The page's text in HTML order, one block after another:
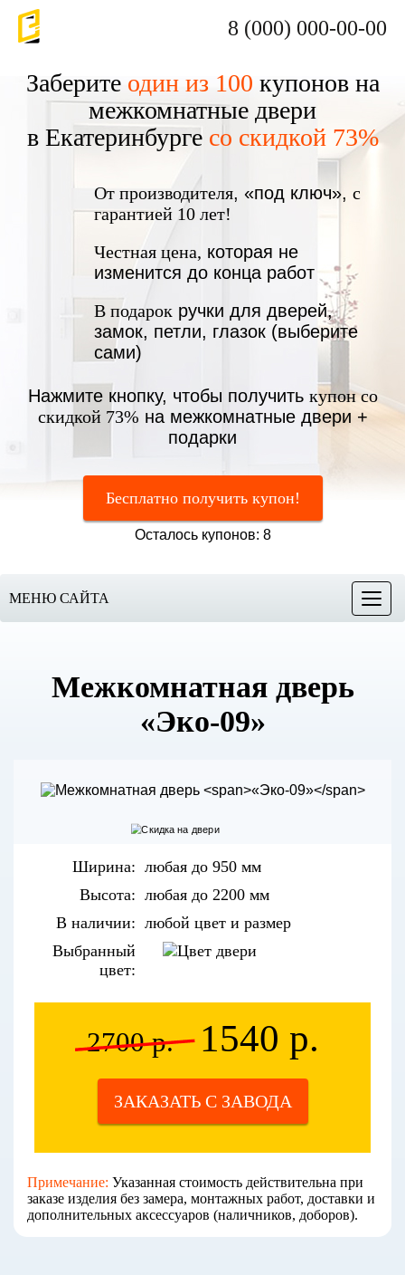
8 (000) 000-00-00
Заберите один из 100 купонов на
межкомнатные двери
в Екатеринбурге со скидкой 73%
От производителя, «под ключ», с
гарантией 10 лет!
Честная цена, которая не
изменится до конца работ
В подарок ручки для дверей,
замок, петли, глазок (выберите
сами)
Нажмите кнопку, чтобы получить купон со
скидкой 73% на межкомнатные двери +
подарки
Бесплатно получить купон!
Осталось купонов: 8
Меню
МЕНЮ САЙТА
Межкомнатная дверь
«Эко-09»
Ширина: любая до 950 мм
Высота: любая до 2200 мм
В наличии: любой цвет и размер
Выбранный
цвет:
2700 р. 1540 р.
ЗАКАЗАТЬ С ЗАВОДА
Примечание: Указанная стоимость действительна при
заказе изделия без замера, монтажных работ, доставки и
дополнительных аксессуаров (наличников, доборов).